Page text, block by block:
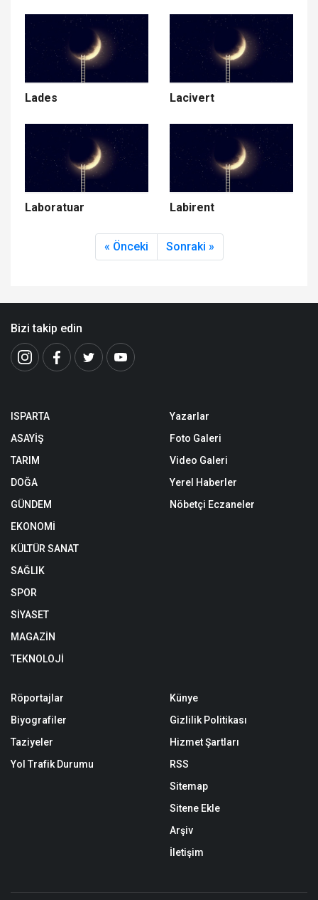
Lades Lacivert
Laboratuar Labirent
« Önceki Sonraki »
Bizi takip edin
ISPARTA
ASAYİŞ
TARIM
DOĞA
GÜNDEM
EKONOMİ
KÜLTÜR SANAT
SAĞLIK
SPOR
SİYASET
MAGAZİN
TEKNOLOJİ
Yazarlar
Foto Galeri
Video Galeri
Yerel Haberler
Nöbetçi Eczaneler
Röportajlar
Biyografiler
Taziyeler
Yol Trafik Durumu
Künye
Gizlilik Politikası
Hizmet Şartları
RSS
Sitemap
Sitene Ekle
Arşiv
İletişim